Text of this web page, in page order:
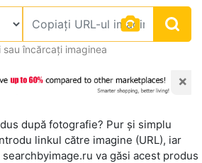
sau încărcați imaginea
×
după fotografie? Pur și simplu
linkul către imagine (URL), iar
va găsi acest produs